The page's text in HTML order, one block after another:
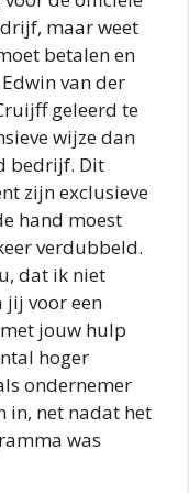
maar weet
betalen en
van der
geleerd te
wijze dan
bedrijf. Dit
zijn exclusieve
hand moest
verdubbeld.
dat ik niet
jij voor een
jouw hulp
hoger
ondernemer
in, net nadat het
was